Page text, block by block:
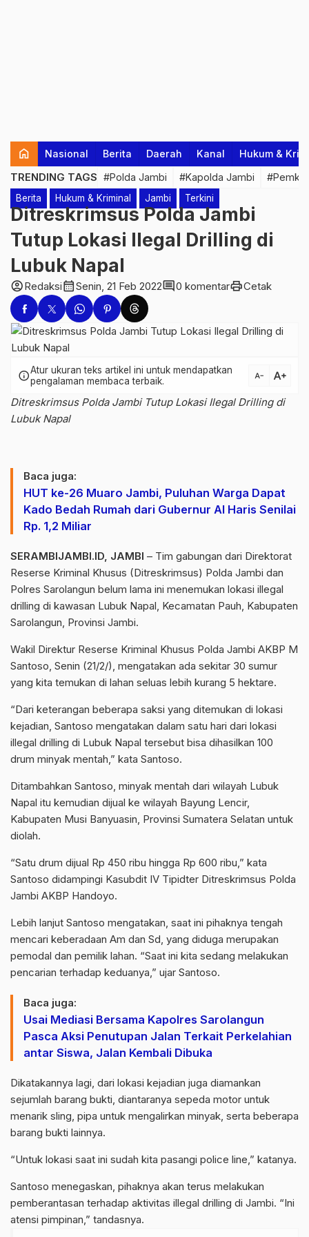
home Nasional Berita Daerah Kanal Hukum &
TRENDING TAGS #Polda Jambi #Kapolda Jambi
Berita Hukum & Kriminal Jambi Terkini
Ditreskrimsus Polda Jambi
Tutup Lokasi Ilegal Drilling di
Lubuk Napal
account_circleRedaksicalendar_monthSenin, 21 Feb 2022comment0 komentarprintCetak
infoAtur ukuran teks artikel ini untuk mendapatkan
pengalaman membaca terbaik.
text_decrease text_increase
Ditreskrimsus Polda Jambi Tutup Lokasi Ilegal Drilling di
Lubuk Napal
Baca juga:
HUT ke-26 Muaro Jambi, Puluhan Warga Dapat
Kado Bedah Rumah dari Gubernur Al Haris Senilai
Rp. 1,2 Miliar
SERAMBIJAMBI.ID, JAMBI – Tim gabungan dari Direktorat
Reserse Kriminal Khusus (Ditreskrimsus) Polda Jambi dan
Polres Sarolangun belum lama ini menemukan lokasi illegal
drilling di kawasan Lubuk Napal, Kecamatan Pauh, Kabupaten
Sarolangun, Provinsi Jambi.
Wakil Direktur Reserse Kriminal Khusus Polda Jambi AKBP M
Santoso, Senin (21/2/), mengatakan ada sekitar 30 sumur
yang kita temukan di lahan seluas lebih kurang 5 hektare.
“Dari keterangan beberapa saksi yang ditemukan di lokasi
kejadian, Santoso mengatakan dalam satu hari dari lokasi
illegal drilling di Lubuk Napal tersebut bisa dihasilkan 100
drum minyak mentah,” kata Santoso.
Ditambahkan Santoso, minyak mentah dari wilayah Lubuk
Napal itu kemudian dijual ke wilayah Bayung Lencir,
Kabupaten Musi Banyuasin, Provinsi Sumatera Selatan untuk
diolah.
“Satu drum dijual Rp 450 ribu hingga Rp 600 ribu,” kata
Santoso didampingi Kasubdit IV Tipidter Ditreskrimsus Polda
Jambi AKBP Handoyo.
Lebih lanjut Santoso mengatakan, saat ini pihaknya tengah
mencari keberadaan Am dan Sd, yang diduga merupakan
pemodal dan pemilik lahan. “Saat ini kita sedang melakukan
pencarian terhadap keduanya,” ujar Santoso.
Baca juga:
Usai Mediasi Bersama Kapolres Sarolangun
Pasca Aksi Penutupan Jalan Terkait Perkelahian
antar Siswa, Jalan Kembali Dibuka
Dikatakannya lagi, dari lokasi kejadian juga diamankan
sejumlah barang bukti, diantaranya sepeda motor untuk
menarik sling, pipa untuk mengalirkan minyak, serta beberapa
barang bukti lainnya.
“Untuk lokasi saat ini sudah kita pasangi police line,” katanya.
Santoso menegaskan, pihaknya akan terus melakukan
pemberantasan terhadap aktivitas illegal drilling di Jambi. “Ini
atensi pimpinan,” tandasnya.